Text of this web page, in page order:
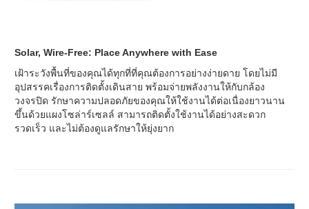
Solar, Wire-Free: Place Anywhere with Ease
เฝ้าระวังพื้นที่ของคุณได้ทุกที่ที่คุณต้องการอย่างง่ายดาย โดยไม่มี
อุปสรรคเรื่องการติดตั้งเดินสาย พร้อมจ่ายพลังงานให้กับกล้อง
วงจรปิด รักษาความปลอดภัยของคุณให้ใช้งานได้ต่อเนื่องยาวนาน
ขึ้นด้วยแผงโซล่าร์เซลล์ สามารถติดตั้งใช้งานได้อย่างสะดวก
รวดเร็ว และไม่ต้องดูแลรักษาให้ยุ่งยาก